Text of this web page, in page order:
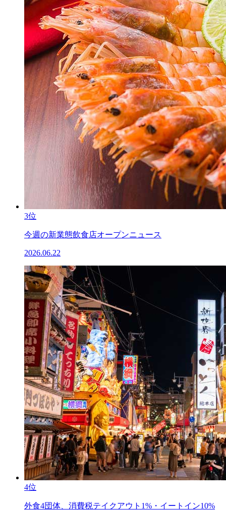
3位
今週の新業態飲食店オープンニュース
2026.06.22
4位
外食4団体、消費税テイクアウト1%・イートイン10%